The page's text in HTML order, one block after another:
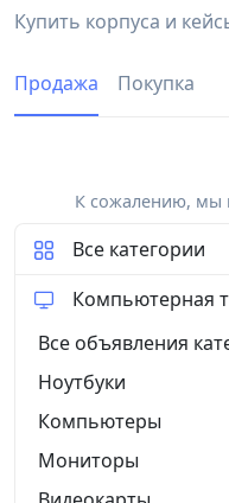
Купить корпуса и
Продажа Покупка
К сожалению, мы
Все категории
Компьютерная
Все объявления
Ноутбуки
Компьютеры
Мониторы